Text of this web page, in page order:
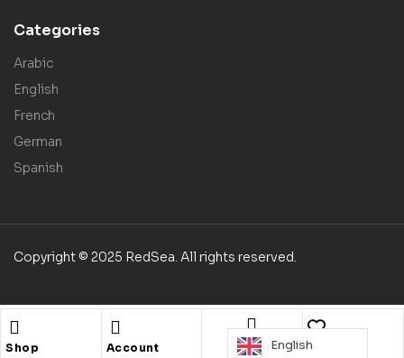
Shop Account Search Wishlist
Categories
Arabic
English
French
German
Spanish
Copyright © 2025 RedSea. All rights reserved.
English